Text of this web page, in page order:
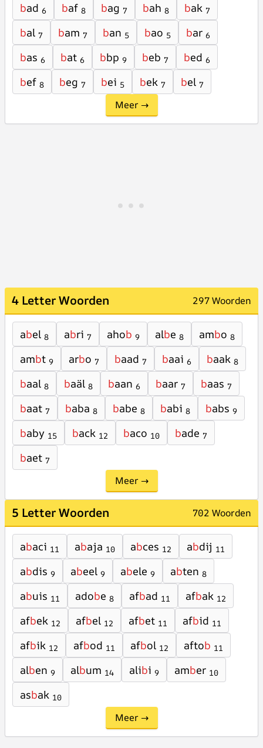
bad 6 baf 8 bag 7 bah 8 bak 7
bal 7 bam 7 ban 5 bao 5 bar 6
bas 6 bat 6 bbp 9 beb 7 bed 6
bef 8 beg 7 bei 5 bek 7 bel 7
Meer →
4 Letter Woorden 297 Woorden
abel 8 abri 7 ahob 9 albe 8 ambo 8
ambt 9 arbo 7 baad 7 baai 6 baak 8
baal 8 baäl 8 baan 6 baar 7 baas 7
baat 7 baba 8 babe 8 babi 8 babs 9
baby 15 back 12 baco 10 bade 7
baet 7
Meer →
5 Letter Woorden 702 Woorden
abaci 11 abaja 10 abces 12 abdij 11
abdis 9 abeel 9 abele 9 abten 8
abuis 11 adobe 8 afbad 11 afbak 12
afbek 12 afbel 12 afbet 11 afbid 11
afbik 12 afbod 11 afbol 12 aftob 11
alben 9 album 14 alibi 9 amber 10
asbak 10
Meer →